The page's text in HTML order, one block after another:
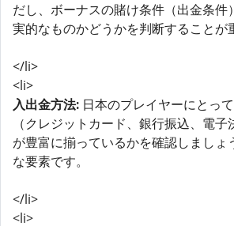
だし、ボーナスの賭け条件（出金条件
実的なものかどうかを判断することが
</li>
<li>
入出金方法: 日本のプレイヤーにとっ
（クレジットカード、銀行振込、電子
が豊富に揃っているかを確認しましょ
な要素です。
</li>
<li>